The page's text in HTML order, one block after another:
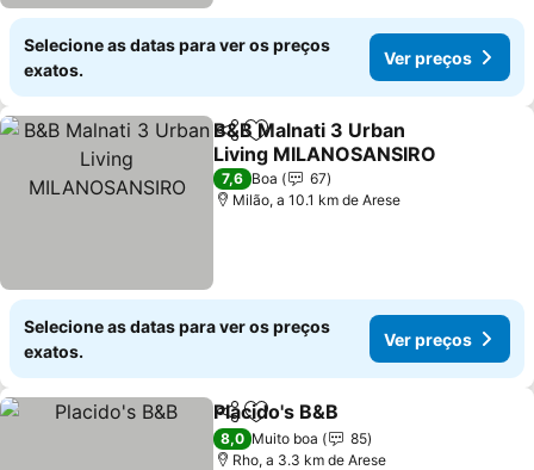
Selecione as datas para ver os preços
exatos.
Ver preços
PartilharAdicionar aos favoritos
B&B Malnati 3 Urban
Living MILANOSANSIRO
Ver preços
7,6 Boa
67
Milão, a 10.1 km de Arese
Selecione as datas para ver os preços
exatos.
Ver preços
PartilharAdicionar aos favoritos
Placido's B&B
8,0 Muito boa
85
Rho, a 3.3 km de Arese